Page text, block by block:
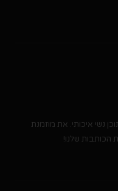
נשי איכותי. את מוזמנת
הכותבות שלנו!